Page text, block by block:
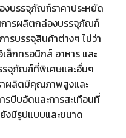
งบรรจุภัณฑ์ราคาประหยัด
การผลิตกล่องบรรจุภัณฑ์
รบรรจุสินค้าต่างๆ ไม่ว่า
ล็กทรอนิกส์ อาหาร และ
รจุภัณฑ์ที่พิเศษและอื่นๆ
ผลิตมีคุณภาพสูงและ
รบีบอัดและการสะเทือนที่
งมีรูปแบบและขนาด